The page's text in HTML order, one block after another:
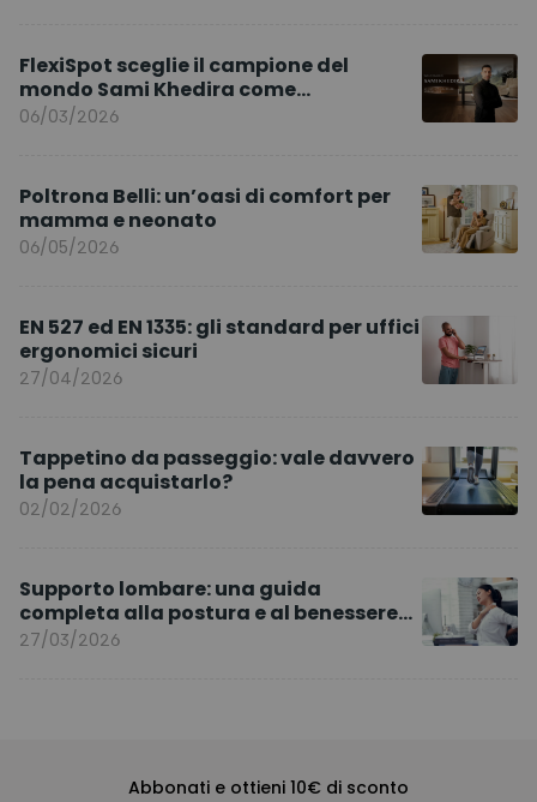
FlexiSpot sceglie il campione del
mondo Sami Khedira come
ambasciatore del marchio per l’Europa
06/03/2026
Poltrona Belli: un’oasi di comfort per
mamma e neonato
06/05/2026
EN 527 ed EN 1335: gli standard per uffici
ergonomici sicuri
27/04/2026
Tappetino da passeggio: vale davvero
la pena acquistarlo?
02/02/2026
Supporto lombare: una guida
completa alla postura e al benessere
quotidiano
27/03/2026
Abbonati e ottieni 10€ di sconto